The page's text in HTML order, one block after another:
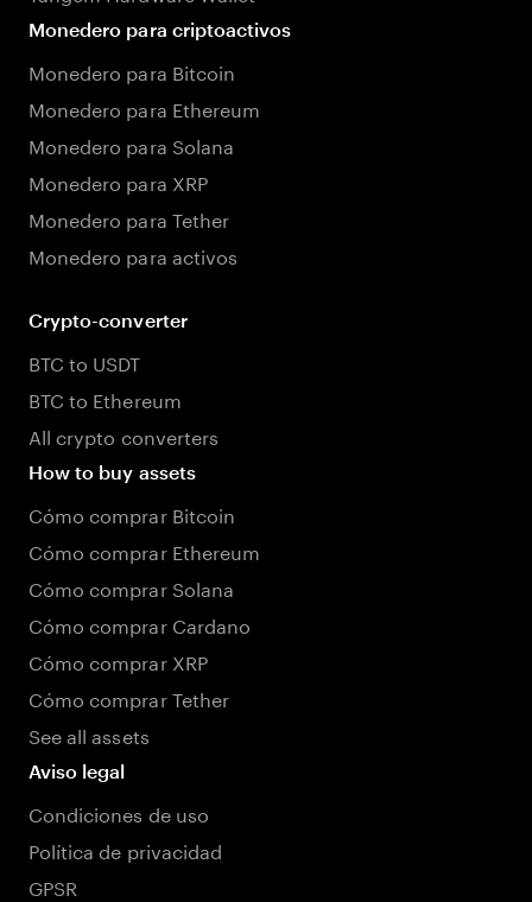
Monedero para criptoactivos
Monedero para Bitcoin
Monedero para Ethereum
Monedero para Solana
Monedero para XRP
Monedero para Tether
Monedero para activos
Crypto-converter
BTC to USDT
BTC to Ethereum
All crypto converters
How to buy assets
Cómo comprar Bitcoin
Cómo comprar Ethereum
Cómo comprar Solana
Cómo comprar Cardano
Cómo comprar XRP
Cómo comprar Tether
See all assets
Aviso legal
Condiciones de uso
Política de privacidad
GPSR